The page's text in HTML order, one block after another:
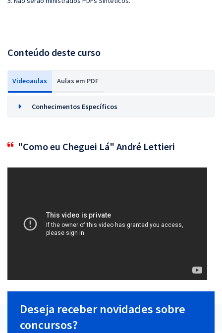
Conteúdo deste curso
Videoaulas Aulas em PDF
Conhecimentos Específicos
"Como eu Cheguei Lá" André Lettieri
Deseja receber novidades sobre
concursos?